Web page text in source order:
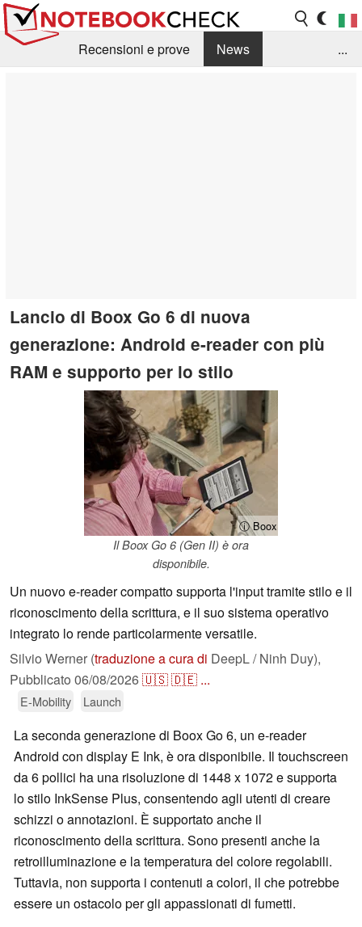
Recensioni e prove
News
...
Lancio di Boox Go 6 di nuova
generazione: Android e-reader con più
RAM e supporto per lo stilo
ⓘ Boox
Il Boox Go 6 (Gen II) è ora
disponibile.
Un nuovo e-reader compatto supporta l'input tramite stilo e il
riconoscimento della scrittura, e il suo sistema operativo
integrato lo rende particolarmente versatile.
Silvio Werner (traduzione a cura di DeepL / Ninh Duy),
Pubblicato 06/08/2026🇺🇸🇩🇪 ...
E-Mobility Launch
La seconda generazione di Boox Go 6, un e-reader
Android con display E Ink, è ora disponibile. Il touchscreen
da 6 pollici ha una risoluzione di 1448 x 1072 e supporta
lo stilo InkSense Plus, consentendo agli utenti di creare
schizzi o annotazioni. È supportato anche il
riconoscimento della scrittura. Sono presenti anche la
retroilluminazione e la temperatura del colore regolabili.
Tuttavia, non supporta i contenuti a colori, il che potrebbe
essere un ostacolo per gli appassionati di fumetti.